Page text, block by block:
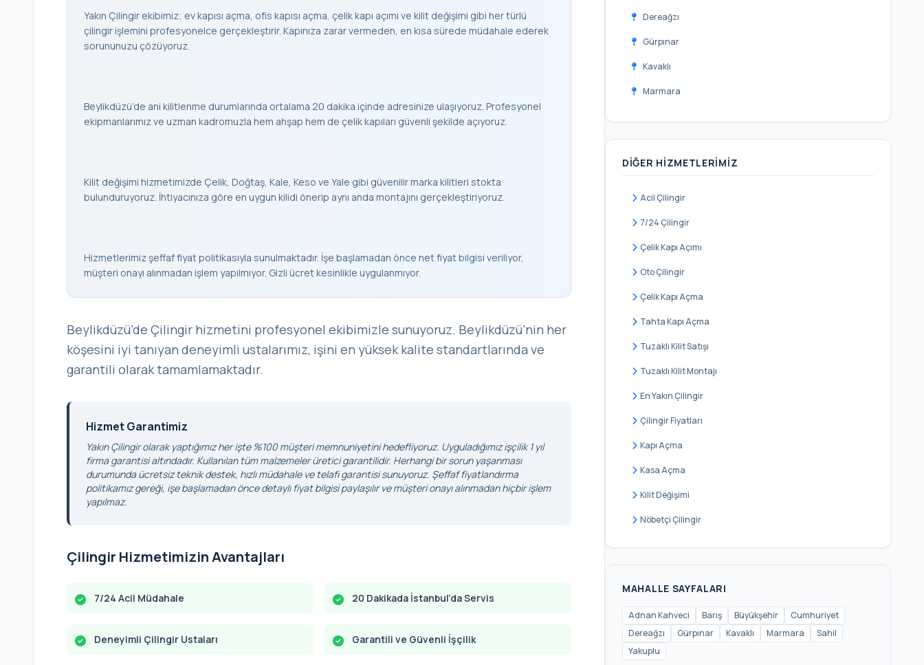
Yakın Çilingir ekibimiz; ev kapısı açma, ofis kapısı açma, çelik kapı açımı ve kilit değişimi gibi her türlü
çilingir işlemini profesyonelce gerçekleştirir. Kapınıza zarar vermeden, en kısa sürede müdahale ederek
sorununuzu çözüyoruz.
Beylikdüzü’de ani kilitlenme durumlarında ortalama 20 dakika içinde adresinize ulaşıyoruz. Profesyonel
ekipmanlarımız ve uzman kadromuzla hem ahşap hem de çelik kapıları güvenli şekilde açıyoruz.
Kilit değişimi hizmetimizde Çelik, Doğtaş, Kale, Keso ve Yale gibi güvenilir marka kilitleri stokta
bulunduruyoruz. İhtiyacınıza göre en uygun kilidi önerip aynı anda montajını gerçekleştiriyoruz.
Hizmetlerimiz şeffaf fiyat politikasıyla sunulmaktadır. İşe başlamadan önce net fiyat bilgisi veriliyor,
müşteri onayı alınmadan işlem yapılmıyor. Gizli ücret kesinlikle uygulanmıyor.
Beylikdüzü’de Çilingir hizmetini profesyonel ekibimizle sunuyoruz. Beylikdüzü’nin her
köşesini iyi tanıyan deneyimli ustalarımız, işini en yüksek kalite standartlarında ve
garantili olarak tamamlamaktadır.
Hizmet Garantimiz
Yakın Çilingir olarak yaptığımız her işte %100 müşteri memnuniyetini hedefliyoruz. Uyguladığımız işçilik 1 yıl
firma garantisi altındadır. Kullanılan tüm malzemeler üretici garantilidir. Herhangi bir sorun yaşanması
durumunda ücretsiz teknik destek, hızlı müdahale ve telafi garantisi sunuyoruz. Şeffaf fiyatlandırma
politikamız gereği, işe başlamadan önce detaylı fiyat bilgisi paylaşılır ve müşteri onayı alınmadan hiçbir işlem
yapılmaz.
Çilingir Hizmetimizin Avantajları
7/24 Acil Müdahale 20 Dakikada İstanbul’da Servis
Deneyimli Çilingir Ustaları Garantili ve Güvenli İşçilik
Dereağzı
Gürpınar
Kavaklı
Marmara
Yakuplu
DIĞER HIZMETLERIMIZ
Acil Çilingir
7/24 Çilingir
Çelik Kapı Açımı
Oto Çilingir
Çelik Kapı Açma
Tahta Kapı Açma
Tuzaklı Kilit Satışı
Tuzaklı Kilit Montajı
En Yakın Çilingir
Çilingir Fiyatları
Kapı Açma
Kasa Açma
Kilit Değişimi
Nöbetçi Çilingir
MAHALLE SAYFALARI
Adnan Kahveci Barış Büyükşehir
Cumhuriyet
Dereağzı
Gürpınar Kavaklı Marmara
Sahil
Yakuplu